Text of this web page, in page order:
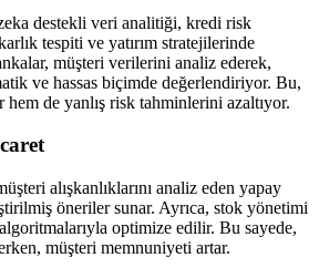
destekli veri analitiği, kredi risk
tespiti ve yatırım stratejilerinde
müşteri verilerini analiz ederek,
ve hassas biçimde değerlendiriyor. Bu,
hem de yanlış risk tahminlerini azaltıyor.
alışkanlıklarını analiz eden yapay
öneriler sunar. Ayrıca, stok yönetimi
optimize edilir. Bu sayede,
müşteri memnuniyeti artar.